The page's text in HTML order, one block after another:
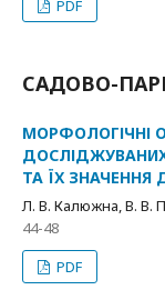
PDF
САДОВО-
МОРФОЛОГІЧНІ
ТА ЇХ
Л. В. Калюжна, В. В.
44-48
PDF